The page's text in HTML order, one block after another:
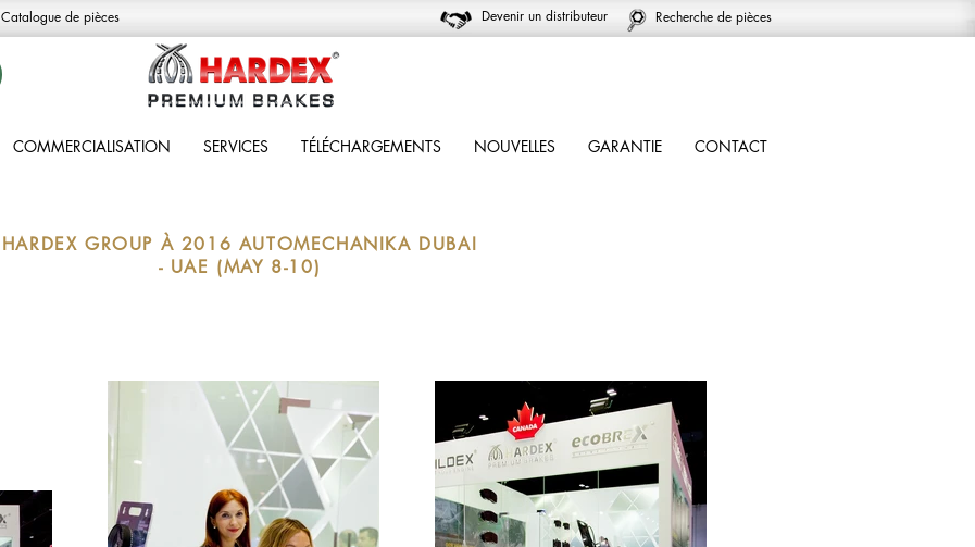
Catalogue de pièces Devenir un distributeur Recherche de pièces
HARDEX GROUP À 2016 AUTOMECHANIKA DUBAI
- UAE (MAY 8-10)
COMMERCIALISATION SERVICES TÉLÉCHARGEMENTS NOUVELLES GARANTIE CONTACT